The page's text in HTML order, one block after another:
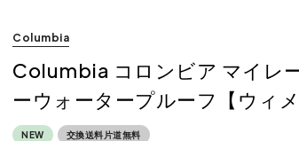
Columbia
Columbia コロンビア マイレ
ーウォータープルーフ【ウィメ
NEW 交換送料片道無料